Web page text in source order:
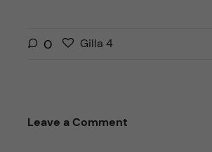
0
G
a
Gilla 4g
r
Leave a Comment